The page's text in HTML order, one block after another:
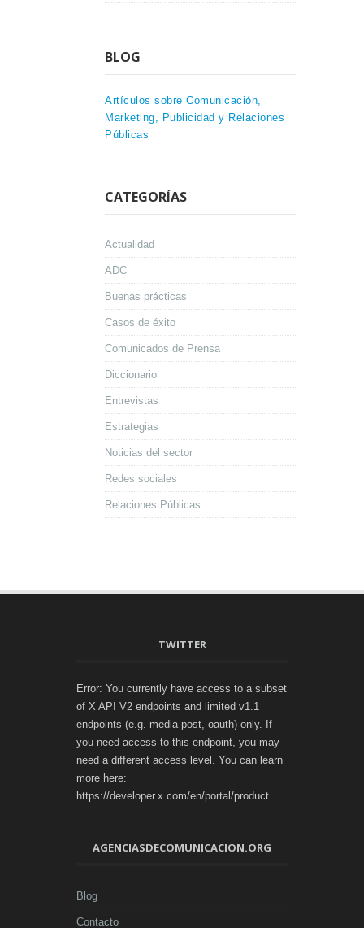
BLOG
Artículos sobre Comunicación,
Marketing, Publicidad y Relaciones
Públicas
CATEGORÍAS
Actualidad
ADC
Buenas prácticas
Casos de éxito
Comunicados de Prensa
Diccionario
Entrevistas
Estrategias
Noticias del sector
Redes sociales
Relaciones Públicas
TWITTER
Error: You currently have access to a subset
of X API V2 endpoints and limited v1.1
endpoints (e.g. media post, oauth) only. If
you need access to this endpoint, you may
need a different access level. You can learn
more here:
https://developer.x.com/en/portal/product
AGENCIASDECOMUNICACION.ORG
Blog
Contacto